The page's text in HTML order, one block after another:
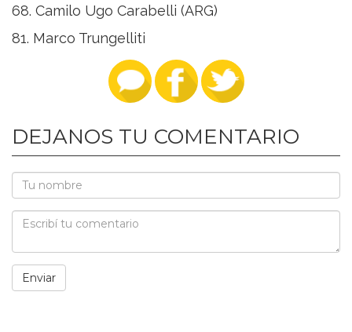
68. Camilo Ugo Carabelli (ARG)
81. Marco Trungelliti
DEJANOS TU COMENTARIO